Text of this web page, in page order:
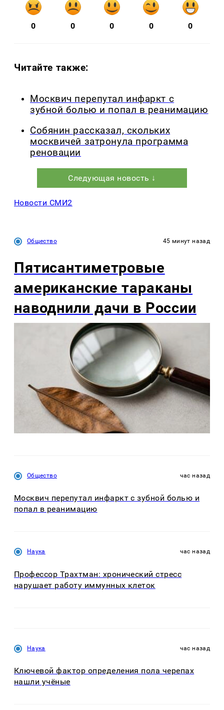
0 0 0 0 0
Читайте также:
Москвич перепутал инфаркт с
зубной болью и попал в реанимацию
Собянин рассказал, скольких
москвичей затронула программа
реновации
Следующая новость ↓
Новости СМИ2
Общество 45 минут назад
Пятисантиметровые
американские тараканы
наводнили дачи в России
Общество час назад
Москвич перепутал инфаркт с зубной болью и
попал в реанимацию
Наука час назад
Профессор Трахтман: хронический стресс
нарушает работу иммунных клеток
Наука час назад
Ключевой фактор определения пола черепах
нашли учёные